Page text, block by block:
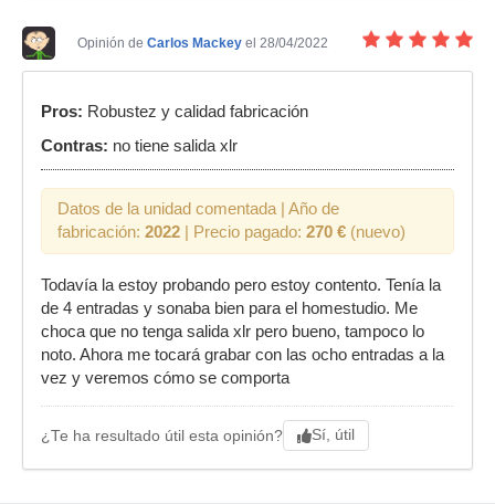
Opinión de Carlos Mackey el 28/04/2022
Pros: Robustez y calidad fabricación
Contras: no tiene salida xlr
Datos de la unidad comentada | Año de
fabricación: 2022 | Precio pagado: 270 € (nuevo)
Todavía la estoy probando pero estoy contento. Tenía la
de 4 entradas y sonaba bien para el homestudio. Me
choca que no tenga salida xlr pero bueno, tampoco lo
noto. Ahora me tocará grabar con las ocho entradas a la
vez y veremos cómo se comporta
¿Te ha resultado útil esta opinión? Sí, útil